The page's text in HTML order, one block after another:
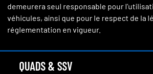
demeurera seul responsable pour
véhicules, ainsi que pour le respect de la
réglementation en vigueur.
QUADS & SSV